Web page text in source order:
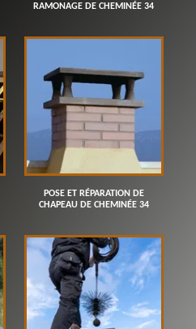
RAMONAGE DE CHEMINÉE 34
POSE ET RÉPARATION DE
CHAPEAU DE CHEMINÉE 34